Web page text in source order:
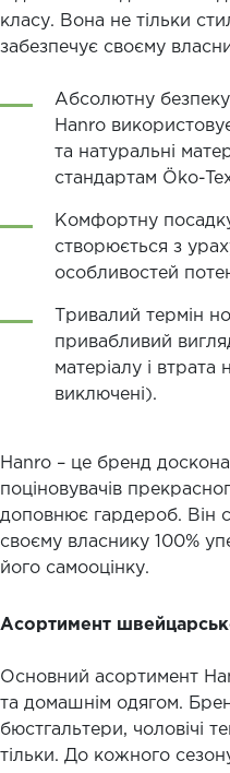
класу. Вона не тільки
забезпечує своєму
Абсолютну
Hanro
та натуральні
стандартам Öko-
Комфортну
створюється з
особливостей
Тривалий термін
привабливий
матеріалу і втрата
виключені).
Hanro – це бренд
поціновувачів
доповнює гардероб. Він
своєму власнику 100%
його самооцінку.
Асортимент
Основний асортимент
та домашнім одягом.
бюстгальтери, чоловічі
тільки. До кожного